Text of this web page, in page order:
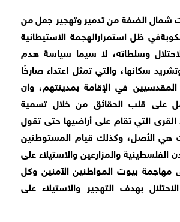
الضفة من تدمير وتهجير جعل من
في ظل استمرارالهجمة الاستيطانية
وسلطاته، لا سيما سياسة هدم
سكانها، والتي تمثل اعتداء صارخًا
في الإقامة بمدينتهم، وان
على قلب الحقائق من خلال تسمية
التي تقام على أراضيها حتى تقول
هي الأصل، وكذلك قيام المستوطنين
الفلسطينية والمزارعين والاستيلاء على
مهاجمة بيوت المواطنين الآمنين وكل
بهدف التهجير والاستيلاء على